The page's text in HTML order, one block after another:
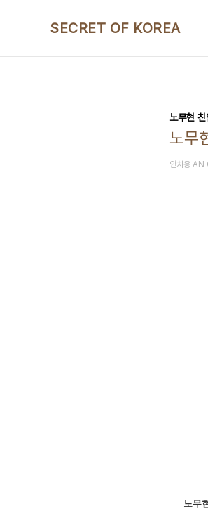
SECRET OF KOREA
노무현
노무
안치용
노무